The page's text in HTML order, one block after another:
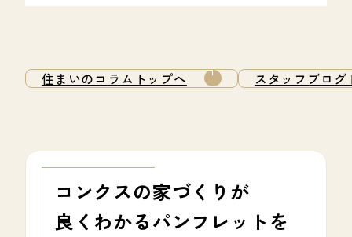
住まいのコラムトップへ スタッフブログ
コンクスの家づくりが
良くわかるパンフレットを